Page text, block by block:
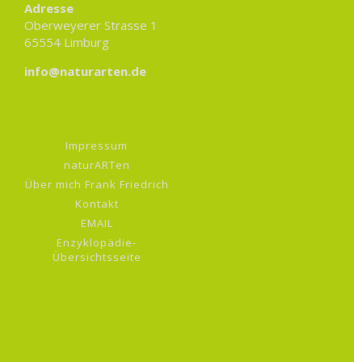
Adresse
Oberweyerer Strasse 1
65554 Limburg
info@naturarten.de
Impressum
naturARTen
Über mich Frank Friedrich
Kontakt
EMAIL
Enzyklopädie-
Übersichtsseite